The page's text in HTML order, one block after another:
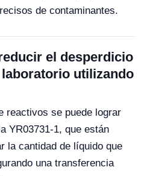
de contaminantes.
el desperdicio
utilizando
reactivos se puede lograr
YR03731-1, que están
la cantidad de líquido que
una transferencia